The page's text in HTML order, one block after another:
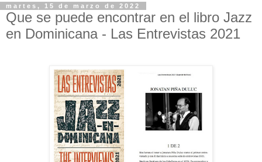
martes, 15 de marzo de 2022
Que se puede encontrar en el libro Jazz
en Dominicana - Las Entrevistas 2021